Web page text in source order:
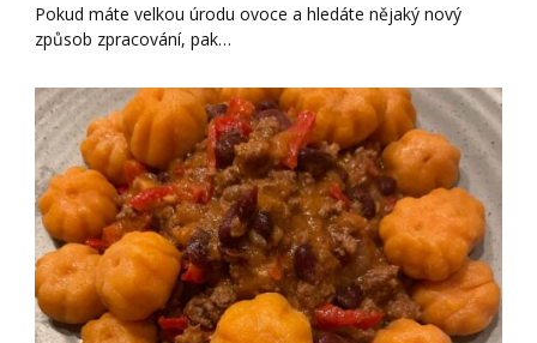
Pokud máte velkou úrodu ovoce a hledáte nějaký nový
způsob zpracování, pak…